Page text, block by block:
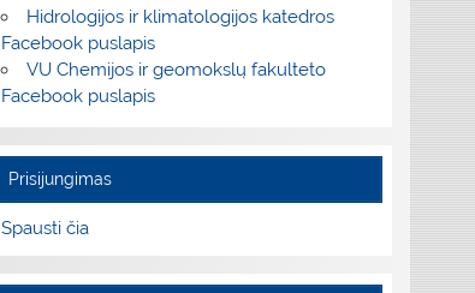
Hidrologijos ir klimatologijos katedros
Facebook puslapis
VU Chemijos ir geomokslų fakulteto
Facebook puslapis
Prisijungimas
Spausti čia